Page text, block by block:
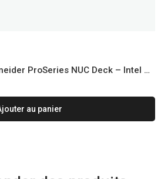
Mini PC/Barebone Schneider ProSeries NUC Deck – Intel Ultra Core 7-155H FreeDOS
au panier